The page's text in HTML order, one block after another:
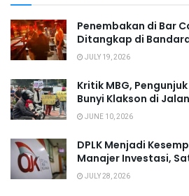
Penembakan di Bar
Ditangkap di
JULY 19, 2026
Kritik MBG,
Bunyi Klakson di Jalan
JUNE 10, 2026
DPLK Menjadi
Manajer Investasi,
JULY 28, 2026